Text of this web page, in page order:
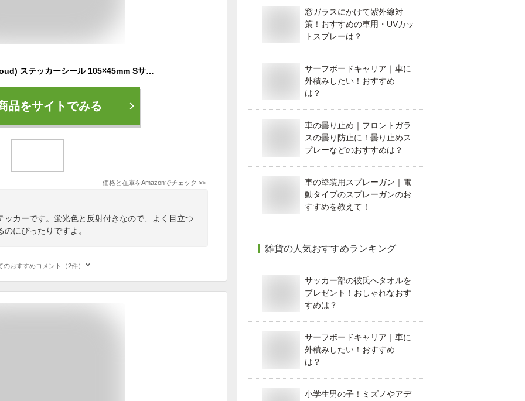
エクスプラウド(Exproud) ステッカーシール 105×45mm Sサイズ 録画中 蛍光&反射
品をサイトでみる
価格と在庫をAmazonでチェック >>
ッカーです。蛍光色と反射付きなので、よく目立つ
にぴったりですよ。
のおすすめコメント（2件）
窓ガラスにかけて紫外線対
策！おすすめの車用・UVカッ
トスプレーは？
サーフボードキャリア｜車に
外積みしたい！おすすめ
は？
車の曇り止め｜フロントガラ
スの曇り防止に！曇り止めス
プレーなどのおすすめは？
車の塗装用スプレーガン｜電
動タイプのスプレーガンのお
すすめを教えて！
雑貨の人気おすすめランキング
サッカー部の彼氏へタオルを
プレゼント！おしゃれなおす
すめは？
サーフボードキャリア｜車に
外積みしたい！おすすめ
は？
小学生男の子！ミズノやアデ